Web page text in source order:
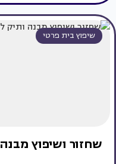
שיפוץ בית פרטי
שחזור ושיפוץ